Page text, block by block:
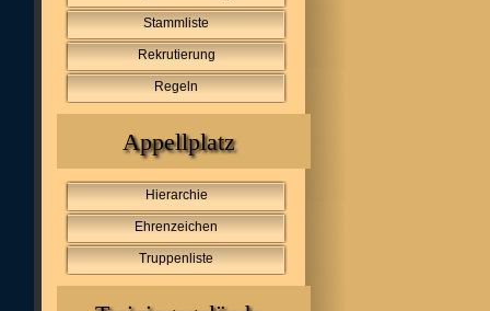
Stammliste
Rekrutierung
Regeln
Appellplatz
Hierarchie
Ehrenzeichen
Truppenliste